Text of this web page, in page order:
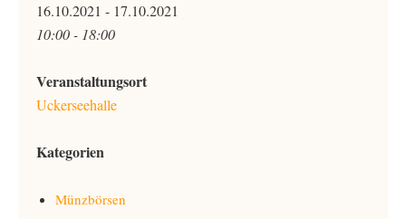
16.10.2021 - 17.10.2021
10:00 - 18:00
Veranstaltungsort
Uckerseehalle
Kategorien
Münzbörsen